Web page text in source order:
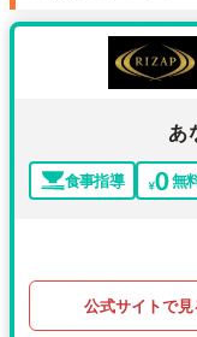
あ
食事指導 無
公式サイトで見